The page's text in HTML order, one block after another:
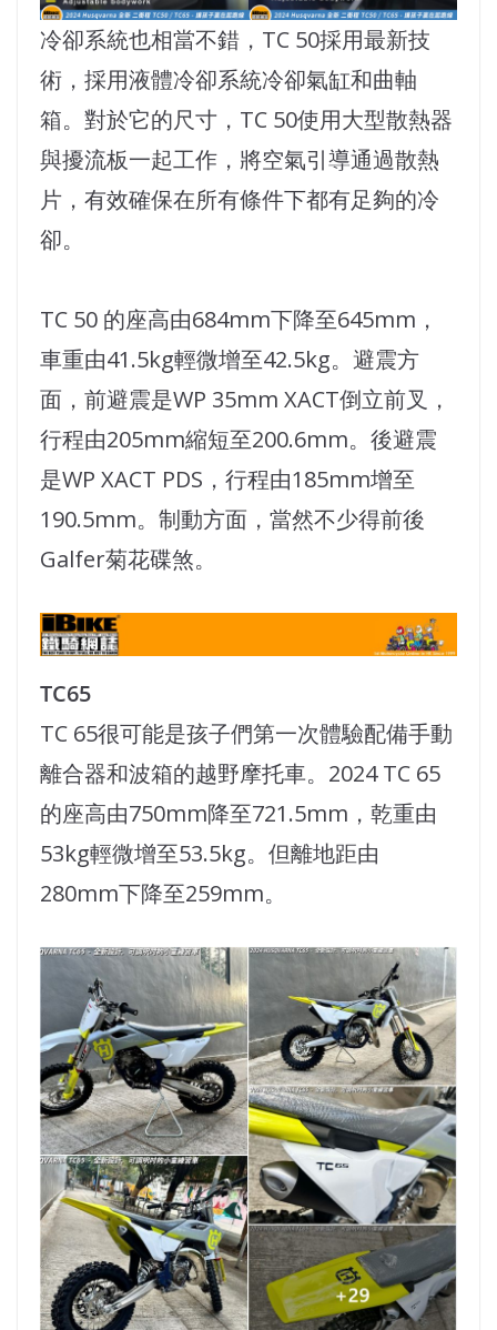
冷卻系統也相當不錯，TC 50採用最新技
術，採用液體冷卻系統冷卻氣缸和曲軸
箱。對於它的尺寸，TC 50使用大型散熱器
與擾流板一起工作，將空氣引導通過散熱
片，有效確保在所有條件下都有足夠的冷
卻。
TC 50 的座高由684mm下降至645mm，
車重由41.5kg輕微增至42.5kg。避震方
面，前避震是WP 35mm XACT倒立前叉，
行程由205mm縮短至200.6mm。後避震
是WP XACT PDS，行程由185mm增至
190.5mm。制動方面，當然不少得前後
Galfer菊花碟煞。
TC65
TC 65很可能是孩子們第一次體驗配備手動
離合器和波箱的越野摩托車。2024 TC 65
的座高由750mm降至721.5mm，乾重由
53kg輕微增至53.5kg。但離地距由
280mm下降至259mm。